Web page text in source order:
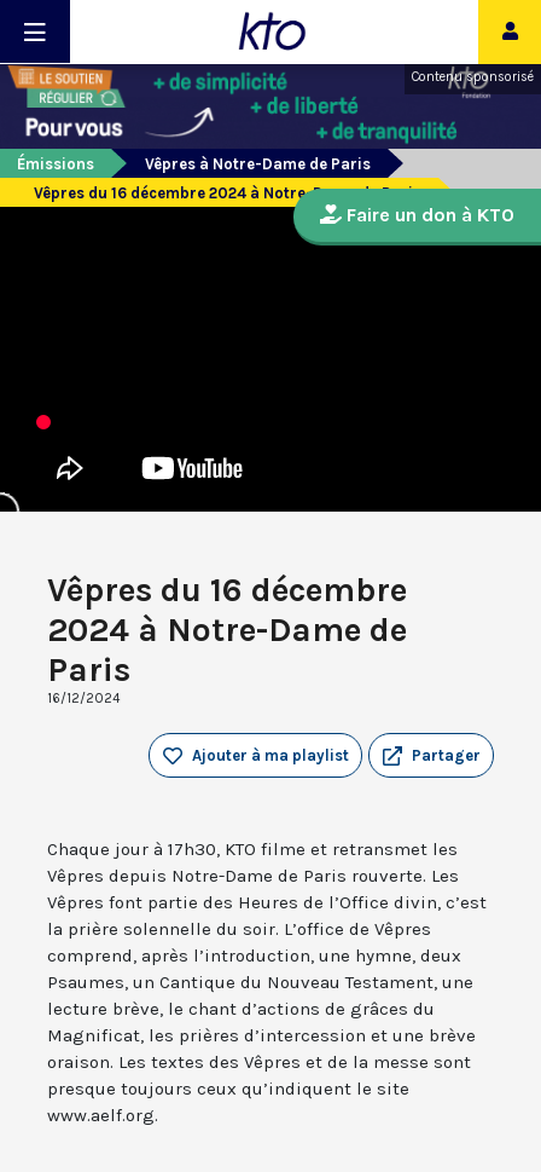
Contenu sponsorisé
Émissions
Vêpres à Notre-Dame de Paris
Vêpres du 16 décembre 2024 à Notre-Dame de Paris
Vêpres du 16 décembre
2024 à Notre-Dame de
Paris
16/12/2024
Partager
Ajouter à ma playlist
Chaque jour à 17h30, KTO filme et retransmet les
Vêpres depuis Notre-Dame de Paris rouverte. Les
Vêpres font partie des Heures de l’Office divin, c’est
la prière solennelle du soir. L’office de Vêpres
comprend, après l’introduction, une hymne, deux
Psaumes, un Cantique du Nouveau Testament, une
lecture brève, le chant d’actions de grâces du
Magnificat, les prières d’intercession et une brève
oraison. Les textes des Vêpres et de la messe sont
presque toujours ceux qu’indiquent le site
www.aelf.org.
Faire un don à KTO